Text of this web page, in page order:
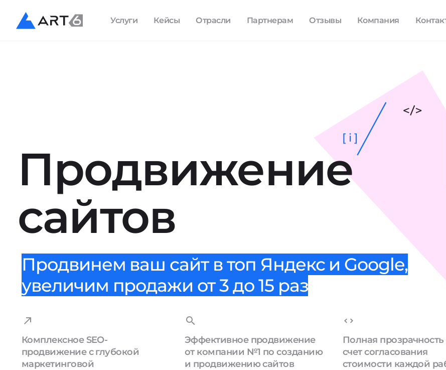
Услуги Кейсы Отрасли Партнерам Отзывы Компания
Продвижение
сайтов
[ i ]
Продвинем ваш сайт в топ Яндекс и Google,
увеличим продажи от 3 до 15 раз
Комплексное SEO-
продвижение с глубокой
маркетинговой
Эффективное продвижение
от компании №1 по созданию
и продвижению сайтов
Полная прозрачность
счет согласования
стоимости каждой